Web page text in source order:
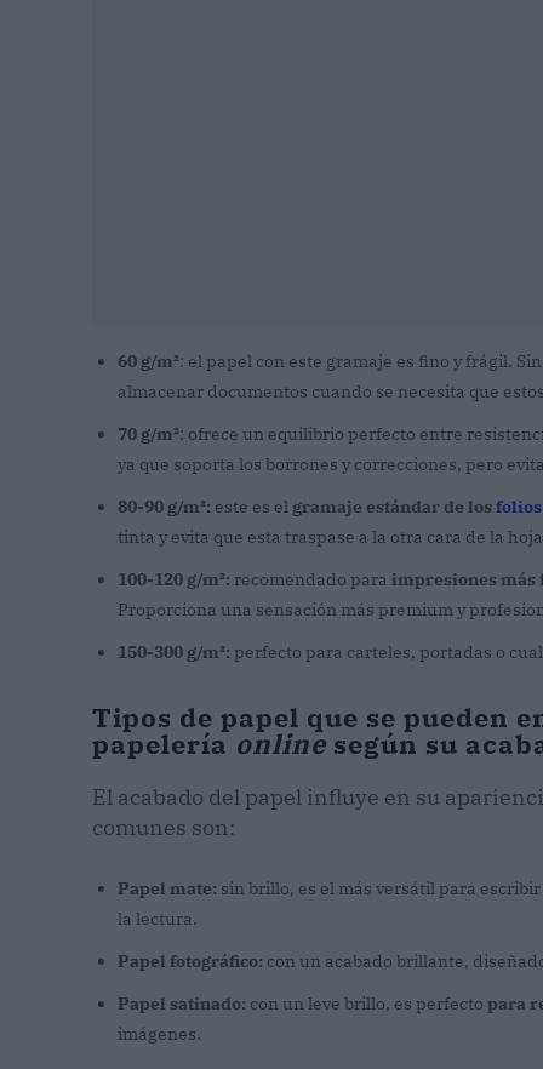
60 g/m²: el papel con este gramaje es fino y frágil.
almacenar documentos cuando se necesita que
70 g/m²: ofrece un equilibrio perfecto entre
ya que soporta los borrones y correcciones, pero
80-90 g/m²: este es el gramaje estándar de los folios
tinta y evita que esta traspase a la otra cara de la
100-120 g/m²: recomendado para impresiones más
Proporciona una sensación más premium y
150-300 g/m²: perfecto para carteles, portadas o
Tipos de papel que se pueden
papelería online según su
El acabado del papel influye en su
comunes son:
Papel mate: sin brillo, es el más versátil para
la lectura.
Papel fotográfico: con un acabado brillante,
Papel satinado: con un leve brillo, es perfecto para
imágenes.